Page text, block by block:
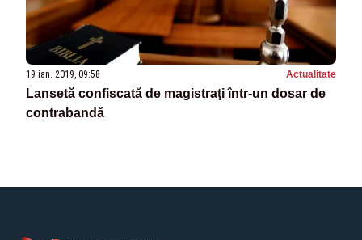
19 ian. 2019, 09:58 Actualitate
Lansetă confiscată de magistraţi într-un dosar de
contrabandă